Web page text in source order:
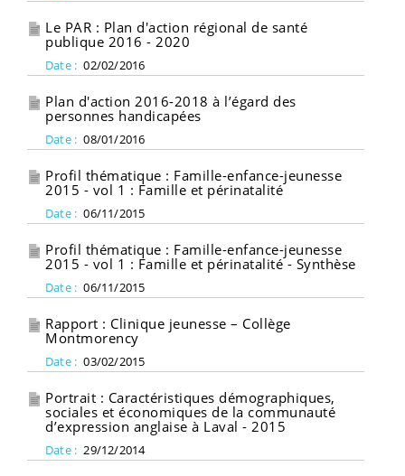
Le PAR : Plan d'action régional de santé
publique 2016 - 2020
Date : 02/02/2016
Plan d'action 2016-2018 à l’égard des
personnes handicapées
Date : 08/01/2016
Profil thématique : Famille-enfance-jeunesse
2015 - vol 1 : Famille et périnatalité
Date : 06/11/2015
Profil thématique : Famille-enfance-jeunesse
2015 - vol 1 : Famille et périnatalité - Synthèse
Date : 06/11/2015
Rapport : Clinique jeunesse – Collège
Montmorency
Date : 03/02/2015
Portrait : Caractéristiques démographiques,
sociales et économiques de la communauté
d’expression anglaise à Laval - 2015
Date : 29/12/2014